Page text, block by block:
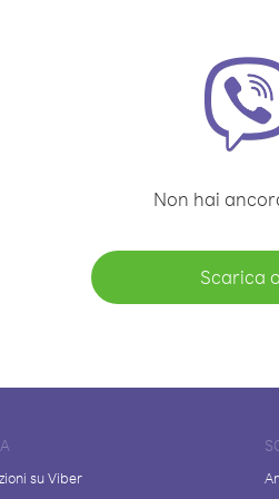
Non hai
Scarica
su Viber